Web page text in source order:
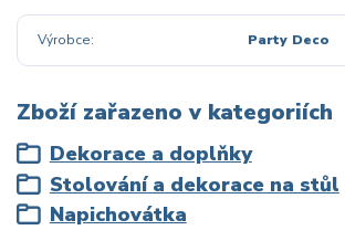
Výrobce Party Deco
Zboží zařazeno v kategoriích
Dekorace a doplňky
Stolování a dekorace na stůl
Napichovátka